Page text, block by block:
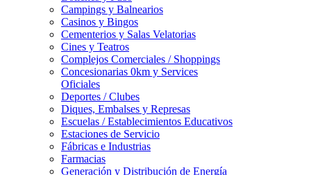
Campings y Balnearios
Casinos y Bingos
Cementerios y Salas Velatorias
Cines y Teatros
Complejos Comerciales / Shoppings
Concesionarias 0km y Services
Oficiales
Deportes / Clubes
Diques, Embalses y Represas
Escuelas / Establecimientos Educativos
Estaciones de Servicio
Fábricas e Industrias
Farmacias
Generación y Distribución de Energía